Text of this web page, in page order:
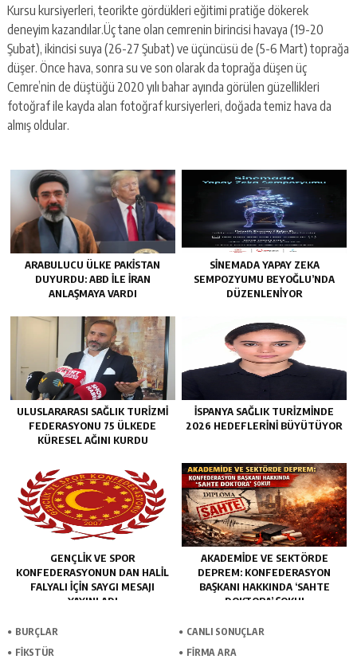
Kursu kursiyerleri, teorikte gördükleri eğitimi pratiğe dökerek
deneyim kazandılar.Üç tane olan cemrenin birincisi havaya (19-20
Şubat), ikincisi suya (26-27 Şubat) ve üçüncüsü de (5-6 Mart) toprağa
düşer. Önce hava, sonra su ve son olarak da toprağa düşen üç
Cemre’nin de düştüğü 2020 yılı bahar ayında görülen güzellikleri
fotoğraf ile kayda alan fotoğraf kursiyerleri, doğada temiz hava da
almış oldular.
ARABULUCU ÜLKE PAKISTAN
DUYURDU: ABD ILE İRAN
ANLAŞMAYA VARDI
SINEMADA YAPAY ZEKA
SEMPOZYUMU BEYOĞLU’NDA
DÜZENLENIYOR
ULUSLARARASI SAĞLIK TURIZMI
FEDERASYONU 75 ÜLKEDE
KÜRESEL AĞINI KURDU
İSPANYA SAĞLIK TURIZMINDE
2026 HEDEFLERINI BÜYÜTÜYOR
GENÇLİK VE SPOR
KONFEDERASYONUN DAN HALİL
FALYALI İÇİN SAYGI MESAJI
YAYINLADI
AKADEMİDE VE SEKTÖRDE
DEPREM: KONFEDERASYON
BAŞKANI HAKKINDA ‘SAHTE
DOKTORA’ ŞOKU!
BURÇLAR
CANLI SONUÇLAR
FİKSTÜR
FİRMA ARA